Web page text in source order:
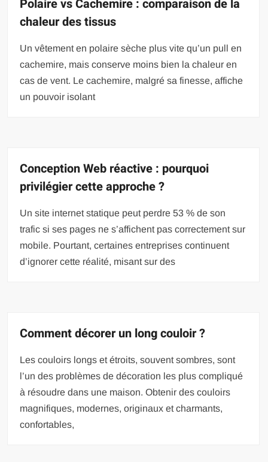
Polaire vs Cachemire : comparaison de la
chaleur des tissus
Un vêtement en polaire sèche plus vite qu’un pull en
cachemire, mais conserve moins bien la chaleur en
cas de vent. Le cachemire, malgré sa finesse, affiche
un pouvoir isolant
Conception Web réactive : pourquoi
privilégier cette approche ?
Un site internet statique peut perdre 53 % de son
trafic si ses pages ne s’affichent pas correctement sur
mobile. Pourtant, certaines entreprises continuent
d’ignorer cette réalité, misant sur des
Comment décorer un long couloir ?
Les couloirs longs et étroits, souvent sombres, sont
l’un des problèmes de décoration les plus compliqué
à résoudre dans une maison. Obtenir des couloirs
magnifiques, modernes, originaux et charmants,
confortables,